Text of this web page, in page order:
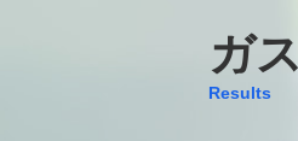
ガ
Results